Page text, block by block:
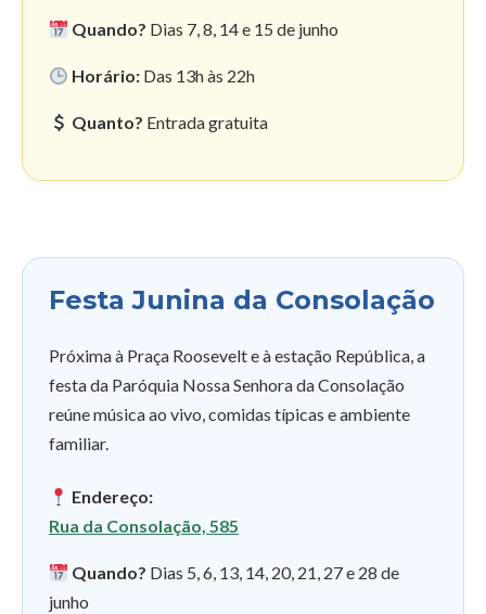
Quando? Dias 7, 8, 14 e 15 de junho
Horário: Das 13h às 22h
Quanto? Entrada gratuita
Festa Junina da Consolação
Próxima à Praça Roosevelt e à estação República, a
festa da Paróquia Nossa Senhora da Consolação
reúne música ao vivo, comidas típicas e ambiente
familiar.
Endereço:
Rua da Consolação, 585
Quando? Dias 5, 6, 13, 14, 20, 21, 27 e 28 de
junho